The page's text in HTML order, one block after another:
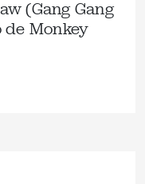
(Gang Gang
de Monkey